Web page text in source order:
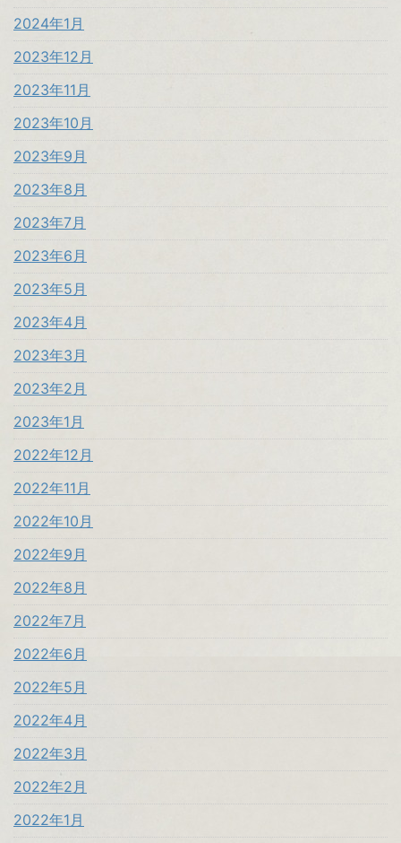
2024年1月
2023年12月
2023年11月
2023年10月
2023年9月
2023年8月
2023年7月
2023年6月
2023年5月
2023年4月
2023年3月
2023年2月
2023年1月
2022年12月
2022年11月
2022年10月
2022年9月
2022年8月
2022年7月
2022年6月
2022年5月
2022年4月
2022年3月
2022年2月
2022年1月